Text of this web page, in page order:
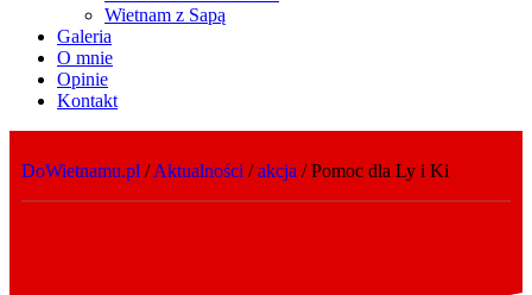
Wietnam z Sapą
Galeria
O mnie
Opinie
Kontakt
DoWietnamu.pl /Aktualności /akcja /Pomoc dla Ly i Ki